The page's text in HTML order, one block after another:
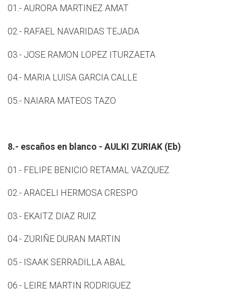
01.- AURORA MARTINEZ AMAT
02.- RAFAEL NAVARIDAS TEJADA
03.- JOSE RAMON LOPEZ ITURZAETA
04.- MARIA LUISA GARCIA CALLE
05.- NAIARA MATEOS TAZO
8.- escaños en blanco - AULKI ZURIAK (Eb)
01.- FELIPE BENICIO RETAMAL VAZQUEZ
02.- ARACELI HERMOSA CRESPO
03.- EKAITZ DIAZ RUIZ
04.- ZURIÑE DURAN MARTIN
05.- ISAAK SERRADILLA ABAL
06.- LEIRE MARTIN RODRIGUEZ